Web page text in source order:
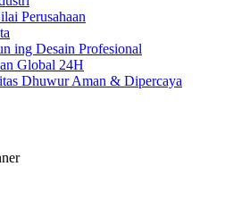
Perusahaan
ing Desain Profesional
Global 24H
Dhuwur Aman & Dipercaya